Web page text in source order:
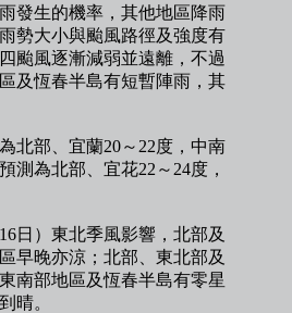
發生的機率，其他地區降雨
勢大小與颱風路徑及強度有
颱風逐漸減弱並遠離，不過
及恆春半島有短暫陣雨，其
北部、宜蘭20～22度，中南
測為北部、宜花22～24度，
日）東北季風影響，北部及
早晚亦涼；北部、東北部及
南部地區及恆春半島有零星
晴。